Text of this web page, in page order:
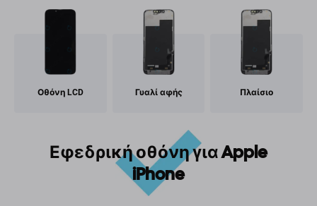
Οθόνη LCD Γυαλί αφής Πλαίσιο
Εφεδρική οθόνη για Apple
iPhone